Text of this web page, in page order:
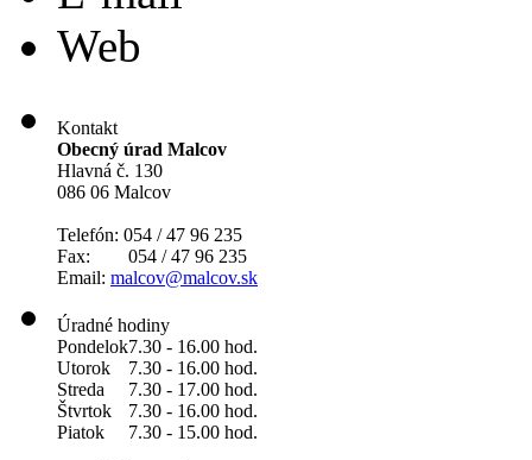
Web
Kontakt
Obecný úrad Malcov
Hlavná č. 130
086 06 Malcov
Telefón: 054 / 47 96 235
Fax: 054 / 47 96 235
Email: malcov@malcov.sk
Úradné hodiny
Pondelok7.30 - 16.00 hod.
Utorok
7.30 - 16.00 hod.
Streda
7.30 - 17.00 hod.
Štvrtok
7.30 - 16.00 hod.
Piatok
7.30 - 15.00 hod.